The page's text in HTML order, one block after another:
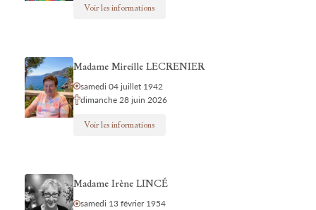
Voir les informations
Madame Mireille LECRENIER
samedi 04 juillet 1942
dimanche 28 juin 2026
Voir les informations
Madame Irène LINCÉ
samedi 13 février 1954